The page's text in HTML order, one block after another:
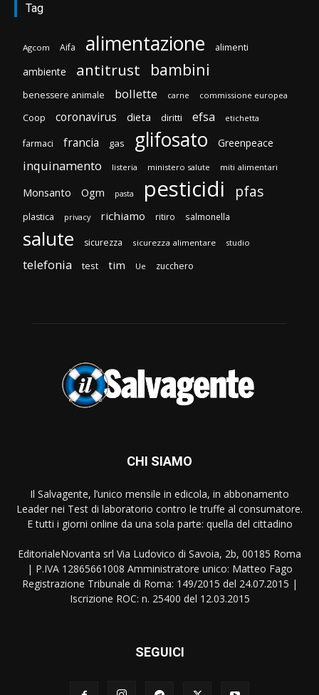
Tag
Agcom Aifa alimentazione alimenti
ambiente antitrust bambini
benessere animale bollette carne commissione europea
Coop coronavirus dieta diritti efsa etichetta
farmaci francia gas glifosato Greenpeace
inquinamento listeria ministero salute miti alimentari
Monsanto Ogm pasta pesticidi pfas
plastica privacy richiamo ritiro salmonella
salute sicurezza sicurezza alimentare studio
telefonia test tim Ue zucchero
CHI SIAMO
Il Salvagente, l’unico mensile in edicola, in abbonamento
Leader nei Test di laboratorio contro le truffe al consumatore.
E tutti i giorni online da una sola parte: quella del cittadino
EditorialeNovanta srl Via Ludovico di Savoia, 2b, 00185 Roma
| P.IVA 12865661008 Amministratore unico: Matteo Fago
Registrazione Tribunale di Roma: 149/2015 del 24.07.2015 |
Iscrizione ROC: n. 25400 del 12.03.2015
SEGUICI